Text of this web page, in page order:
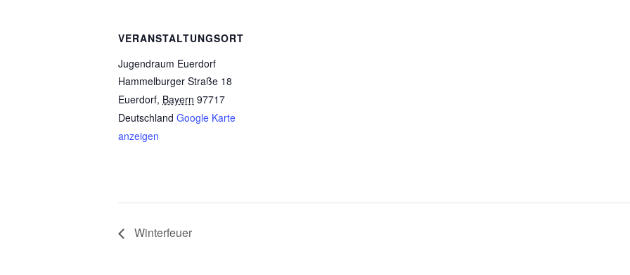
VERANSTALTUNGSORT
Jugendraum Euerdorf
Hammelburger Straße 18
Euerdorf, Bayern 97717
Deutschland Google Karte
anzeigen
Winterfeuer